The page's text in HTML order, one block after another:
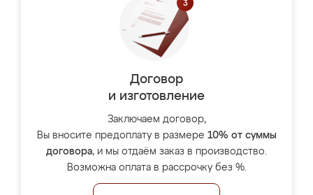
Договор
и изготовление
Заключаем договор,
Вы вносите предоплату в размере 10% от суммы
договора, и мы отдаём заказ в производство.
Возможна оплата в рассрочку без %.